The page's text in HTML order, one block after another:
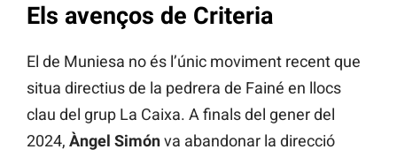
Els avenços de Criteria
El de Muniesa no és l’únic moviment recent que
situa directius de la pedrera de Fainé en llocs
clau del grup La Caixa. A finals del gener del
2024, Àngel Simónva abandonar la direcció